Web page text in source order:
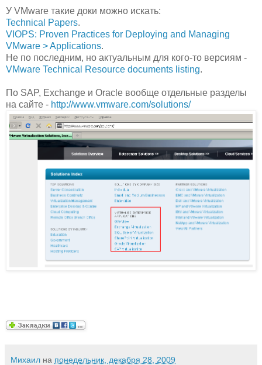
У VMware такие доки можно искать:
Technical Papers.
VIOPS: Proven Practices for Deploying and Managing
VMware > Applications.
Не по последним, но актуальным для кого-то версиям -
VMware Technical Resource documents listing.
По SAP, Exchange и Oracle вообще отдельные разделы
на сайте - http://www.vmware.com/solutions/
Михаил на понедельник, декабря 28, 2009